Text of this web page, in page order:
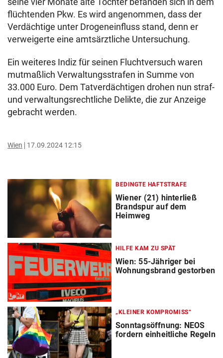
flüchtenden Pkw. Es wird angenommen, dass der
Verdächtige unter Drogeneinfluss stand, denn er
verweigerte eine amtsärztliche Untersuchung.
Ein weiteres Indiz für seinen Fluchtversuch waren
mutmaßlich Verwaltungsstrafen in Summe von
33.000 Euro. Dem Tatverdächtigen drohen nun straf-
und verwaltungsrechtliche Delikte, die zur Anzeige
gebracht werden.
Wien 17.09.2024 12:15
BEDINGTE HAFTSTRAFE
Wiener (21) hinterließ
Brandspur auf dem
Heimweg
HILFE KAM ZU SPÄT
Wien: 55-Jähriger bei
Wohnungsbrand gestorben
„KLEINER KOMPROMISS“
Sonntagsöffnung: NEOS
fordern einheitliche Regeln